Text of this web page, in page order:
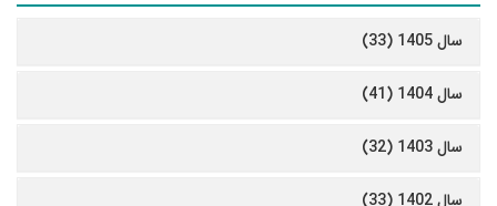
سال 1405 (33)
سال 1404 (41)
سال 1403 (32)
سال 1402 (33)